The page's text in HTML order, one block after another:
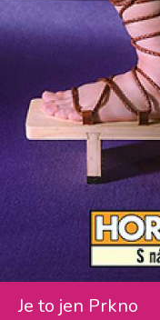
Je to jen Prkno